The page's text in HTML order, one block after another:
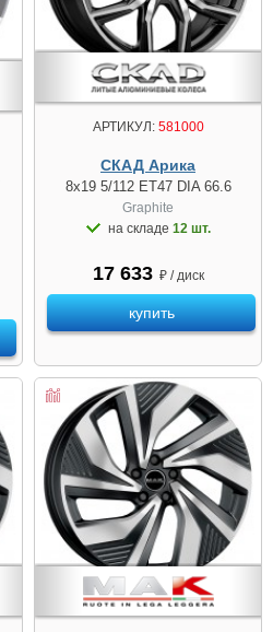
АРТИКУЛ:581000
СКАД Арика
8x19 5/112 ET47 DIA 66.6
Graphite
на складе 12 шт.
17 633 ₽ / диск
купить